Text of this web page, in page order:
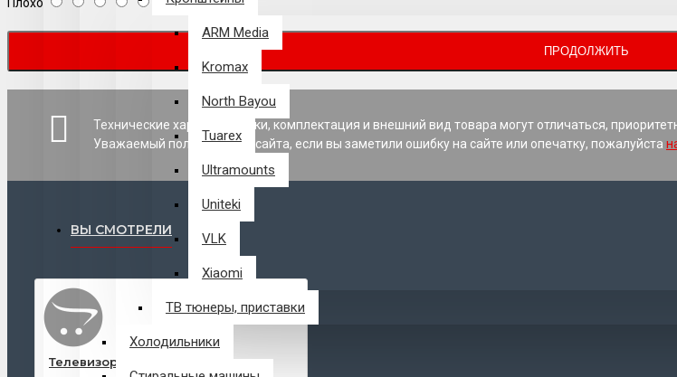
ARM Media
Kromax
North Bayou
Tuarex
Ultramounts
Uniteki
VLK
Xiaomi
ТВ тюнеры, приставки
Холодильники
ПРОДОЛЖИТЬ
Технические характеристики, комплектация и внешний вид товара могут отличаться,
Уважаемый пользователь сайта, если вы заметили ошибку на сайте или опечатку, пожалуйста
ВЫ СМОТРЕЛИ
Телевизор TCL 75Q10L